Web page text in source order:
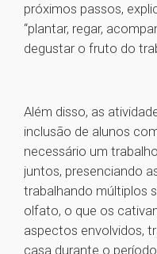
próximos passos,
“plantar, regar,
degustar o fruto do
Além disso, as
inclusão de alunos
necessário um
juntos, presenciando
trabalhando múltiplos
olfato, o que os
aspectos envolvidos,
casa durante o